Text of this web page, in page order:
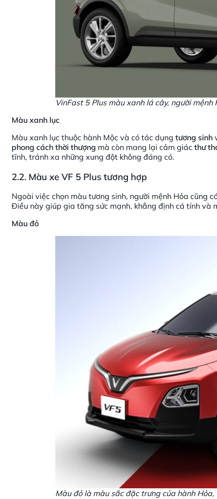
VinFast 5 Plus màu xanh lá cây, người
Màu xanh lục
Màu xanh lục thuộc hành Mộc và có tác dụng tương sinh
phong cách thời thượng mà còn mang lại cảm giác thư
tĩnh, tránh xa những xung đột không đáng có.
2.2. Màu xe VF 5 Plus tương hợp
Ngoài việc chọn màu tương sinh, người mệnh Hỏa cũng
Điều này giúp gia tăng sức mạnh, khẳng định cá tính và
Màu đỏ
Màu đỏ là màu sắc đặc trưng của hành